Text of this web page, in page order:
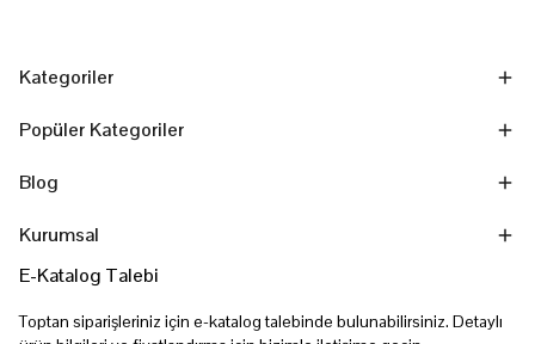
Kategoriler
Popüler Kategoriler
Blog
Kurumsal
E-Katalog Talebi
Toptan siparişleriniz için e-katalog talebinde bulunabilirsiniz. Detaylı